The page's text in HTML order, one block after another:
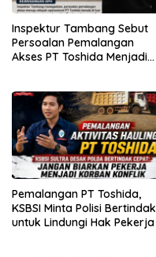
Inspektur Tambang Sebut
Persoalan Pemalangan
Akses PT Toshida Menjadi
Pemalangan PT Toshida,
KSBSI Minta Polisi Bertindak
untuk Lindungi Hak Pekerja